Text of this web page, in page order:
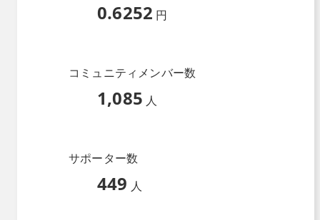
0.6252 円
コミュニティメンバー数
1,085 人
サポーター数
449 人